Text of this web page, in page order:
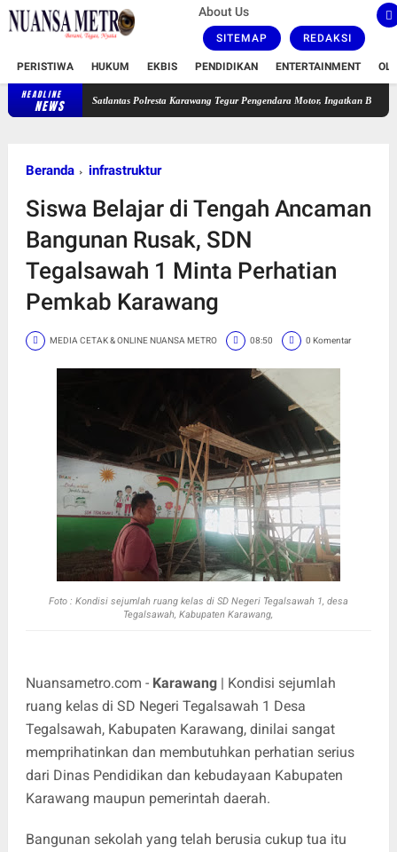
About Us
SITEMAP REDAKSI
PERISTIWA HUKUM EKBIS PENDIDIKAN ENTERTAINMENT
HEADLINE
NEWS
Satlantas Polresta Karawang Tegur Pengendara Motor, Ingatkan Bahaya Ugal-ugalan
Beranda infrastruktur
Siswa Belajar di Tengah Ancaman
Bangunan Rusak, SDN
Tegalsawah 1 Minta Perhatian
Pemkab Karawang
MEDIA CETAK & ONLINE NUANSA METRO 08:50 0 Komentar
Foto : Kondisi sejumlah ruang kelas di SD Negeri Tegalsawah 1, desa
Tegalsawah, Kabupaten Karawang,
Nuansametro.com - Karawang| Kondisi sejumlah
ruang kelas di SD Negeri Tegalsawah 1 Desa
Tegalsawah, Kabupaten Karawang, dinilai sangat
memprihatinkan dan membutuhkan perhatian serius
dari Dinas Pendidikan dan kebudayaan Kabupaten
Karawang maupun pemerintah daerah.
Bangunan sekolah yang telah berusia cukup tua itu